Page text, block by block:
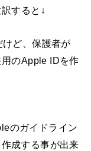
すると↓
けど、保護者が
のApple IDを作
のガイドライン
成する事が出来